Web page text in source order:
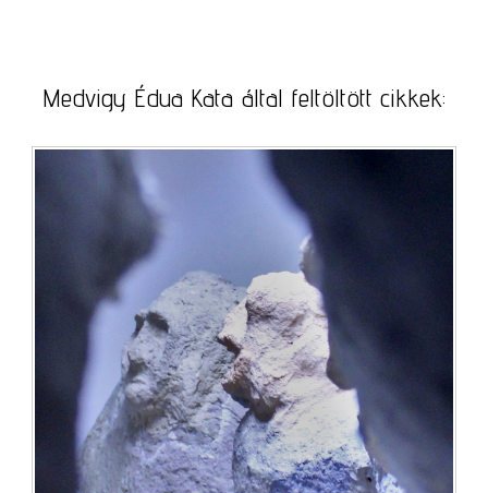
Medvigy Édua Kata által feltöltött cikkek: